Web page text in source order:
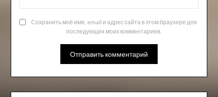
Сохранить моё имя, email и адрес сайта в этом браузере для
последующих моих комментариев.